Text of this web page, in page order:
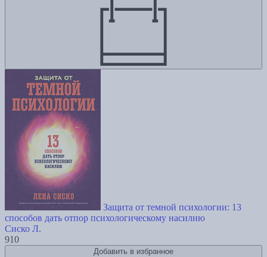
Защита от темной психологии: 13
способов дать отпор психологическому насилию
Сиско Л.
910
Добавить в избранное